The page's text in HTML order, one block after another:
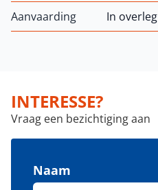
Aanvaarding
In overleg
INTERESSE?
Vraag een bezichtiging aan
Naam